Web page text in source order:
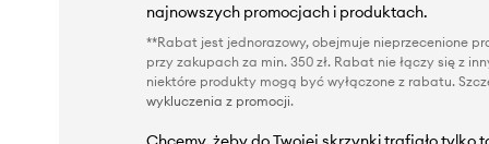
najnowszych promocjach i produktach.
**Rabat jest jednorazowy, obejmuje nieprzecenione
przy zakupach za min. 350 zł. Rabat nie łączy się z
niektóre produkty mogą być wyłączone z rabatu.
wykluczenia z promocji.